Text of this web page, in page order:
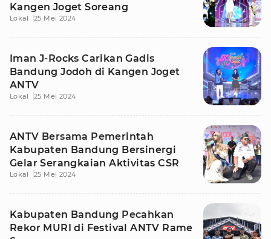
Kangen Joget Soreang
Lokal 25 Mei 2024
Iman J-Rocks Carikan Gadis
Bandung Jodoh di Kangen Joget
ANTV
Lokal 25 Mei 2024
ANTV Bersama Pemerintah
Kabupaten Bandung Bersinergi
Gelar Serangkaian Aktivitas CSR
Lokal 25 Mei 2024
Kabupaten Bandung Pecahkan
Rekor MURI di Festival ANTV Rame